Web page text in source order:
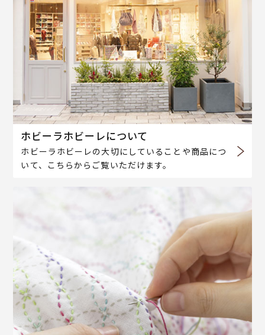
ホビーラホビーレについて
ホビーラホビーレの大切にしていることや商品につ
いて、こちらからご覧いただけます。